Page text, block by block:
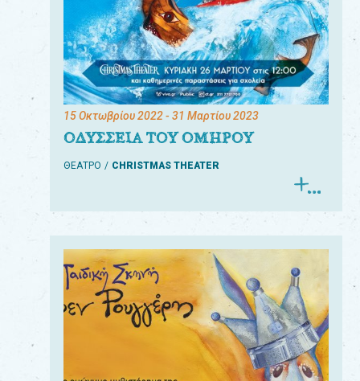
15 Οκτωβρίου 2022- 31 Μαρτίου 2023
ΟΔΥΣΣΕΙΑ ΤΟΥ ΟΜΗΡΟΥ
ΘΕΑΤΡΟ CHRISTMAS THEATER